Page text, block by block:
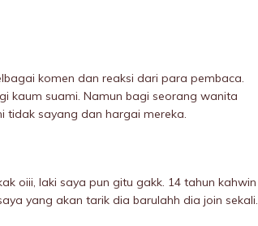
komen dan reaksi dari para pembaca.
kaum suami. Namun bagi seorang wanita
tidak sayang dan hargai mereka.
oiii, laki saya pun gitu gakk. 14 tahun kahwin
yang akan tarik dia barulahh dia join sekali.